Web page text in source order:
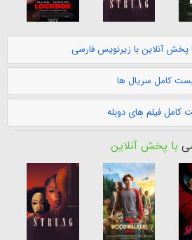
پخش آنلاین با زیرنویس فارسی
کامل سریال ها
کامل فیلم های دوبله
با پخش آنلاین